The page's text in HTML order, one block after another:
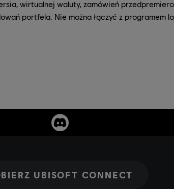
wirtualnej waluty, zamówień
portfela. Nie można łączyć z programem